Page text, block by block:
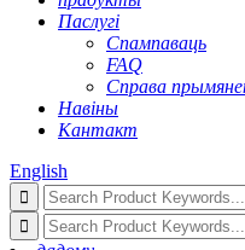
Паслугі
Спампаваць
FAQ
Справа
Навіны
Кантакт
English